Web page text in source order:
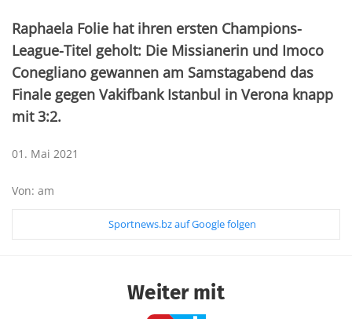
Raphaela Folie hat ihren ersten Champions-
League-Titel geholt: Die Missianerin und Imoco
Conegliano gewannen am Samstagabend das
Finale gegen Vakifbank Istanbul in Verona knapp
mit 3:2.
01. Mai 2021
Von: am
Sportnews.bz auf Google folgen